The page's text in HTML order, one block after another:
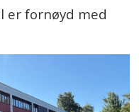
er fornøyd med